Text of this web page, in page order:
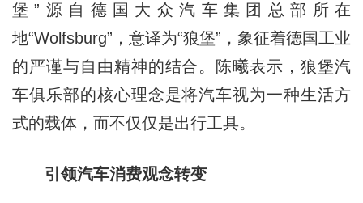
堡”源自德国大众汽车集团总部所在
地“Wolfsburg”，意译为“狼堡”，象征着德国工业
的严谨与自由精神的结合。陈曦表示，狼堡汽
车俱乐部的核心理念是将汽车视为一种生活方
式的载体，而不仅仅是出行工具。
引领汽车消费观念转变